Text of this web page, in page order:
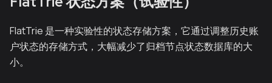
FlatTrie 是一种实验性的状态存储方案，它通过调整历史账
户状态的存储方式，大幅减少了归档节点状态数据库的大
小。